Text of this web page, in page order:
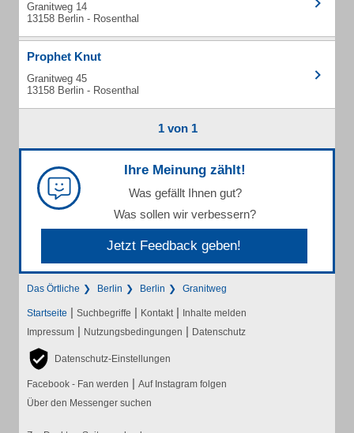
Granitweg 14
13158 Berlin - Rosenthal
Prophet Knut
Granitweg 45
13158 Berlin - Rosenthal
1 von 1
Ihre Meinung zählt!
Was gefällt Ihnen gut?
Was sollen wir verbessern?
Jetzt Feedback geben!
Das Örtliche Berlin Berlin Granitweg
Startseite | Suchbegriffe | Kontakt | Inhalte melden
Impressum | Nutzungsbedingungen | Datenschutz
Datenschutz-Einstellungen
Facebook - Fan werden | Auf Instagram folgen
Über den Messenger suchen